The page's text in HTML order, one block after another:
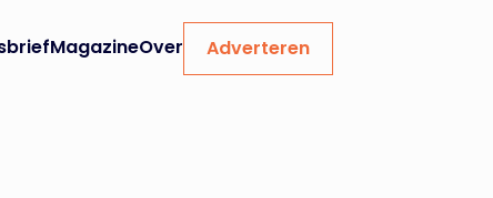
MagazineOver Adverteren